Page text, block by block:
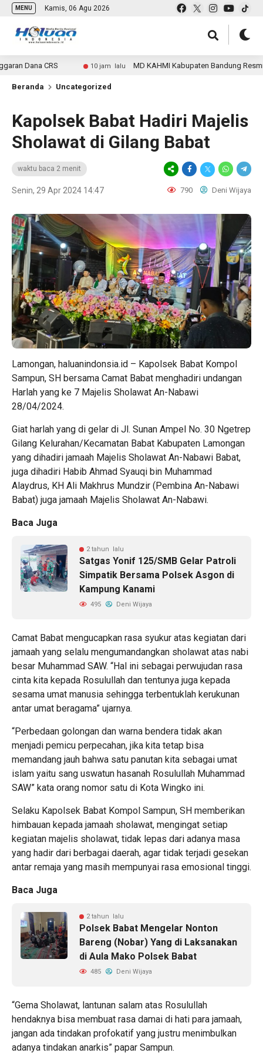
MENU Kamis, 06 Agu 2026
CRS 10 jam lalu MD KAHMI Kabupaten Bandung Resmi
Beranda Uncategorized
Kapolsek Babat Hadiri Majelis
Sholawat di Gilang Babat
waktu baca 2 menit
Senin, 29 Apr 2024 14:47 790 Deni Wijaya
Lamongan, haluanindonsia.id – Kapolsek Babat Kompol
Sampun, SH bersama Camat Babat menghadiri undangan
Harlah yang ke 7 Majelis Sholawat An-Nabawi
28/04/2024.
Giat harlah yang di gelar di Jl. Sunan Ampel No. 30 Ngetrep
Gilang Kelurahan/Kecamatan Babat Kabupaten Lamongan
yang dihadiri jamaah Majelis Sholawat An-Nabawi Babat,
juga dihadiri Habib Ahmad Syauqi bin Muhammad
Alaydrus, KH Ali Makhrus Mundzir (Pembina An-Nabawi
Babat) juga jamaah Majelis Sholawat An-Nabawi.
Baca Juga
2 tahun lalu
Satgas Yonif 125/SMB Gelar Patroli
Simpatik Bersama Polsek Asgon di
Kampung Kanami
495 Deni Wijaya
Camat Babat mengucapkan rasa syukur atas kegiatan dari
jamaah yang selalu mengumandangkan sholawat atas nabi
besar Muhammad SAW. “Hal ini sebagai perwujudan rasa
cinta kita kepada Rosulullah dan tentunya juga kepada
sesama umat manusia sehingga terbentuklah kerukunan
antar umat beragama” ujarnya.
“Perbedaan golongan dan warna bendera tidak akan
menjadi pemicu perpecahan, jika kita tetap bisa
memandang jauh bahwa satu panutan kita sebagai umat
islam yaitu sang uswatun hasanah Rosulullah Muhammad
SAW” kata orang nomor satu di Kota Wingko ini.
Selaku Kapolsek Babat Kompol Sampun, SH memberikan
himbauan kepada jamaah sholawat, mengingat setiap
kegiatan majelis sholawat, tidak lepas dari adanya masa
yang hadir dari berbagai daerah, agar tidak terjadi gesekan
antar remaja yang masih mempunyai rasa emosional tinggi.
Baca Juga
2 tahun lalu
Polsek Babat Mengelar Nonton
Bareng (Nobar) Yang di Laksanakan
di Aula Mako Polsek Babat
485 Deni Wijaya
“Gema Sholawat, lantunan salam atas Rosulullah
hendaknya bisa membuat rasa damai di hati para jamaah,
jangan ada tindakan profokatif yang justru menimbulkan
adanya tindakan anarkis” papar Sampun.